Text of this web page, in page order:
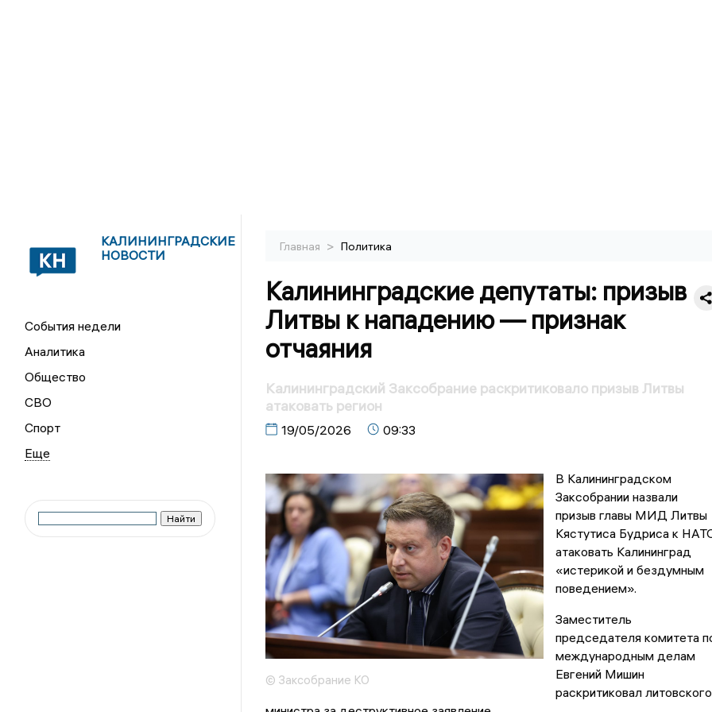
КАЛИНИНГРАДСКИЕ
НОВОСТИ
События недели
Аналитика
Общество
СВО
Спорт
Главная > Политика
Калининградские депутаты: призыв
Литвы к нападению — признак
отчаяния
Калининградский Заксобрание раскритиковало призыв Литвы
атаковать регион
19/05/2026 09:33
© Заксобрание КО
В Калининградском
Заксобрании назвали
призыв главы МИД Литвы
Кястутиса Будриса к
атаковать Калининград
«истерикой и бездумным
поведением».
Заместитель
председателя комитета
международным делам
Евгений Мишин
раскритиковал литовского